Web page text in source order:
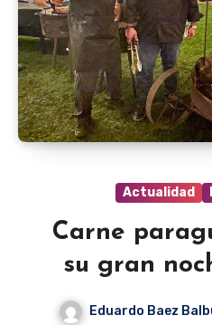
Actualidad
Carne
su gran
Eduardo Baez